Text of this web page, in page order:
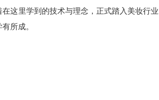
这里学到的技术与理念，正式踏入美妆行
所成。